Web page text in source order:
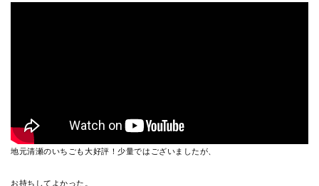
地元清瀬のいちごも大好評！少量ではございましたが、
お持ちしてよかった。